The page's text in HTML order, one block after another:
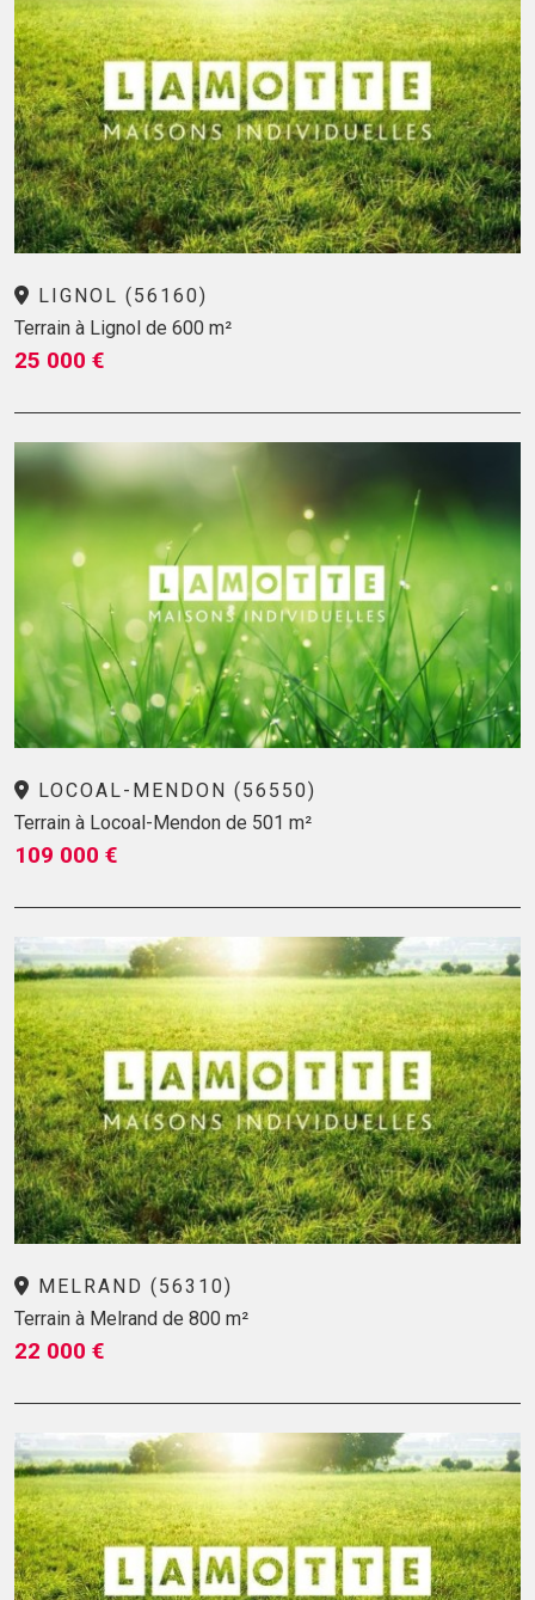
LIGNOL (56160)
Terrain à Lignol de 600 m²
25 000 €
LOCOAL-MENDON (56550)
Terrain à Locoal-Mendon de 501 m²
109 000 €
MELRAND (56310)
Terrain à Melrand de 800 m²
22 000 €